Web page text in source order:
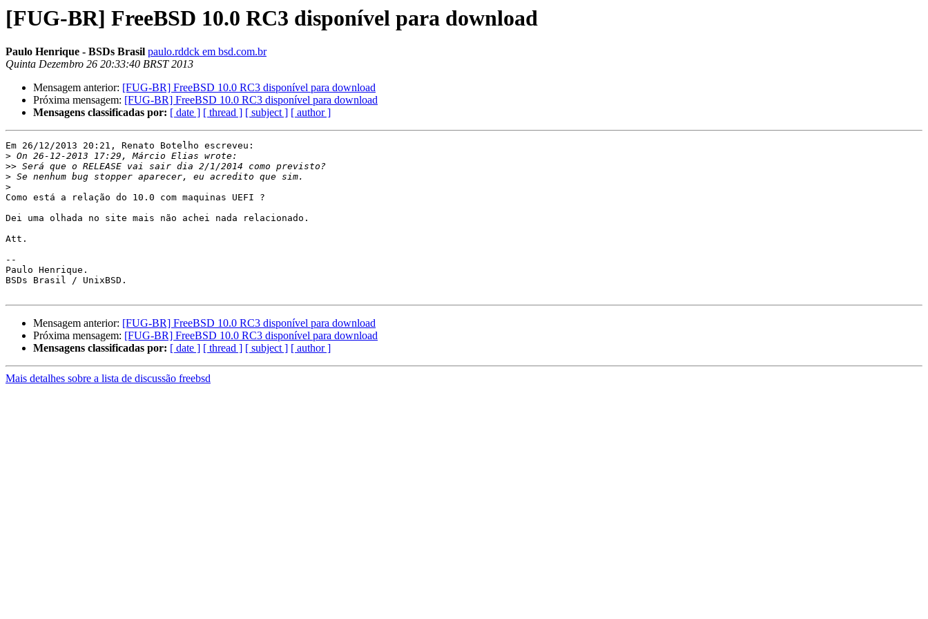
[FUG-BR] FreeBSD 10.0 RC3 disponível para download
Paulo Henrique - BSDs Brasil paulo.rddck em bsd.com.br
Quinta Dezembro 26 20:33:40 BRST 2013
Mensagem anterior: [FUG-BR] FreeBSD 10.0 RC3 disponível para download
Próxima mensagem: [FUG-BR] FreeBSD 10.0 RC3 disponível para download
Mensagens classificadas por: [ date ] [ thread ] [ subject ] [ author ]
Em 26/12/2013 20:21, Renato Botelho escreveu:
>
>>
>
>
Como está a relação do 10.0 com maquinas UEFI ?
Dei uma olhada no site mais não achei nada relacionado.
Att.
--
Paulo Henrique.
BSDs Brasil / UnixBSD.
Mensagem anterior: [FUG-BR] FreeBSD 10.0 RC3 disponível para download
Próxima mensagem: [FUG-BR] FreeBSD 10.0 RC3 disponível para download
Mensagens classificadas por: [ date ] [ thread ] [ subject ] [ author ]
Mais detalhes sobre a lista de discussão freebsd